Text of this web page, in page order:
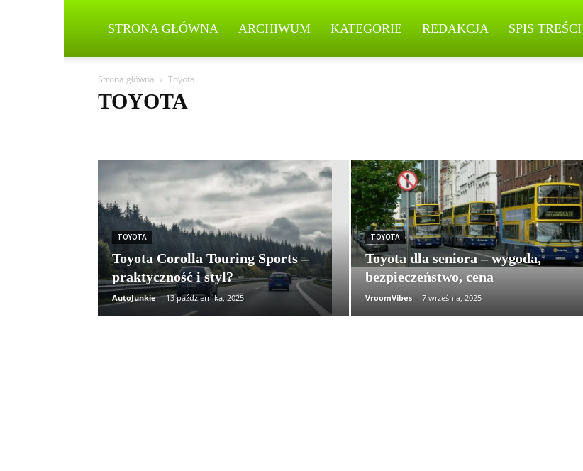
STRONA GŁÓWNA ARCHIWUM KATEGORIE REDAKCJA SPIS TREŚCI
Strona główna Toyota
TOYOTA
Peugeot
Porsche Renault Rolls-Royce Skoda Subaru Suzuki Tesla Toyota Volkswagen (VW)
Volvo
Wasze Artykuły
TOYOTA
Toyota Corolla Touring Sports –
praktyczność i styl?
AutoJunkie - 13 października, 2025
TOYOTA
Toyota dla seniora – wygoda,
bezpieczeństwo, cena
VroomVibes - 7 września, 2025